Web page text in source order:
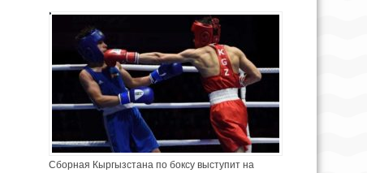
Сборная Кыргызстана по боксу выступит на